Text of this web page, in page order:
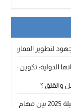
لتطوير الممارسة
الدولية: تكوين
والقلق ؟